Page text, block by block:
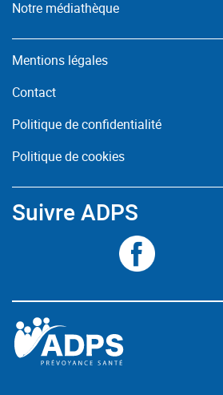
Notre médiathèque
Mentions légales
Contact
Politique de confidentialité
Politique de cookies
Suivre ADPS